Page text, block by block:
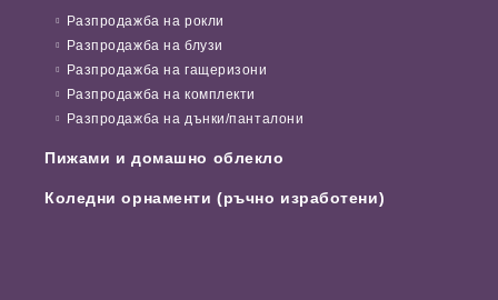
Разпродажба на рокли
Разпродажба на блузи
Разпродажба на гащеризони
Разпродажба на комплекти
Разпродажба на дънки/панталони
Пижами и домашно облекло
Коледни орнаменти (ръчно изработени)